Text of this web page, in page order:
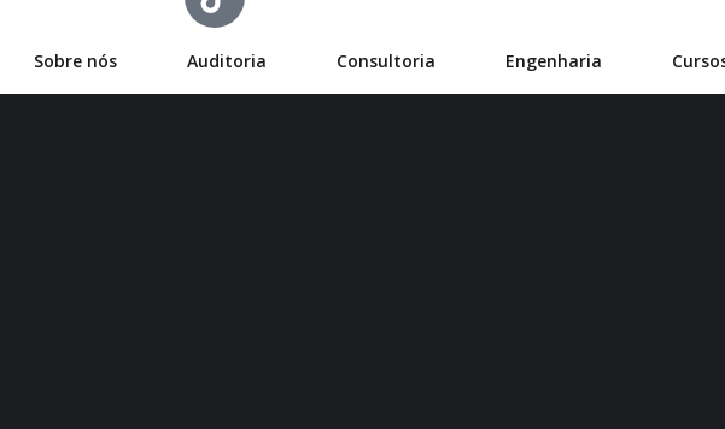
Sobre nós Auditoria Consultoria Engenharia